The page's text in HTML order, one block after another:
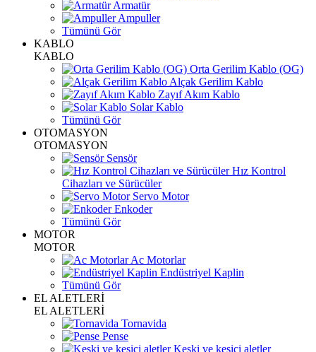
Armatür
Ampuller
Tümünü Gör
KABLO
KABLO
Orta Gerilim Kablo (OG)
Alçak Gerilim Kablo
Zayıf Akım Kablo
Solar Kablo
Tümünü Gör
OTOMASYON
OTOMASYON
Sensör
Hız Kontrol
Cihazları ve Sürücüler
Servo Motor
Enkoder
Tümünü Gör
MOTOR
MOTOR
Ac Motorlar
Endüstriyel Kaplin
Tümünü Gör
EL ALETLERİ
EL ALETLERİ
Tornavida
Pense
Keski ve kesici aletler